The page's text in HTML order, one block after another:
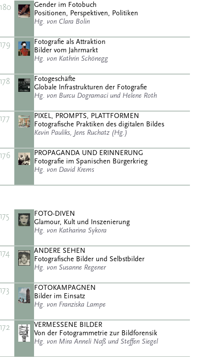
180
Gender im Fotobuch
Positionen, Perspektiven, Politiken
Hg. von Clara Bolin
179
Fotografie als Attraktion
Bilder vom Jahrmarkt
Hg. von Kathrin Schönegg
178
Fotogeschäfte
Globale Infrastrukturen der Fotografie
Hg. von Burcu Dogramaci und Helene Roth
177
PIXEL, PROMPTS, PLATTFORMEN
Fotografische Praktiken des digitalen Bildes
Kevin Pauliks, Jens Ruchatz (Hg.)
176
PROPAGANDA UND ERINNERUNG
Fotografie im Spanischen Bürgerkrieg
Hg. von David Krems
175
FOTO-DIVEN
Glamour, Kult und Inszenierung
Hg. von Katharina Sykora
174
ANDERE SEHEN
Fotografische Bilder und Selbstbilder
Hg. von Susanne Regener
173
FOTOKAMPAGNEN
Bilder im Einsatz
Hg. von Franziska Lampe
172
VERMESSENE BILDER
Von der Fotogrammetrie zur Bildforensik
Hg. von Mira Anneli Naß und Steffen Siegel